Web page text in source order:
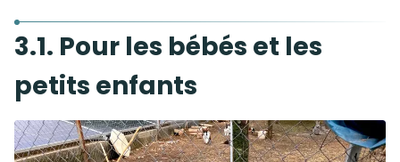
3.1. Pour les bébés et les
petits enfants